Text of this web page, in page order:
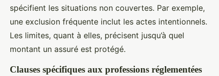
spécifient les situations non couvertes. Par exemple,
une exclusion fréquente inclut les actes intentionnels.
Les limites, quant à elles, précisent jusqu’à quel
montant un assuré est protégé.
Clauses spécifiques aux professions réglementées